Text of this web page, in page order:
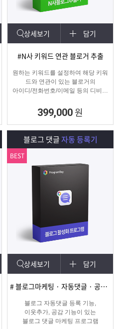
상세보기 담기
#N사 키워드 연관 블로거 추출
원하는 키워드를 설정하여 해당 키워
드와 연관이 있는 블로거의
아이디/전화번호/이메일 등의 디비를
실질적으로 효과적인 디비를 추출 할
수 있는 프로그램
399,000 원
블로그 댓글자동 등록기
상세보기 담기
# 블로그마케팅 · 자동댓글 · 공감 · 이웃추가 · 서로이웃추가 · 서이추 · 스크랩
블로그 자동댓글 등록 기능,
이웃추가, 공감 기능이 있는
블로그 댓글 마케팅 프로그램
BEST